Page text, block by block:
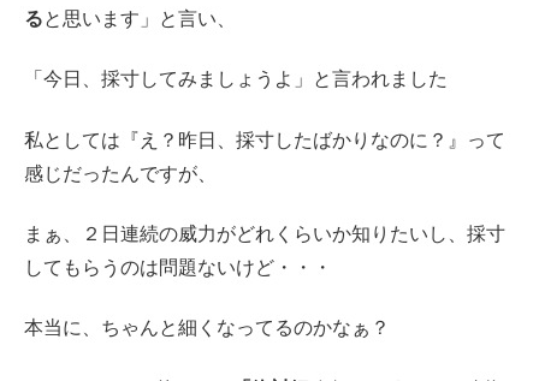
ると思います」と言い、
「今日、採寸してみましょうよ」と言われました
私としては『え？昨日、採寸したばかりなのに？』って
感じだったんですが、
まぁ、２日連続の威力がどれくらいか知りたいし、採寸
してもらうのは問題ないけど・・・
本当に、ちゃんと細くなってるのかなぁ？